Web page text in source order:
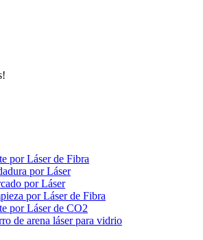
por Láser de Fibra
por Láser
por Láser
por Láser de Fibra
por Láser de CO2
de arena láser para vidrio